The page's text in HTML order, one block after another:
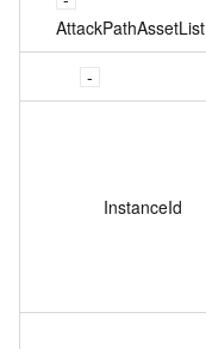
AttackPathAssetList
InstanceId